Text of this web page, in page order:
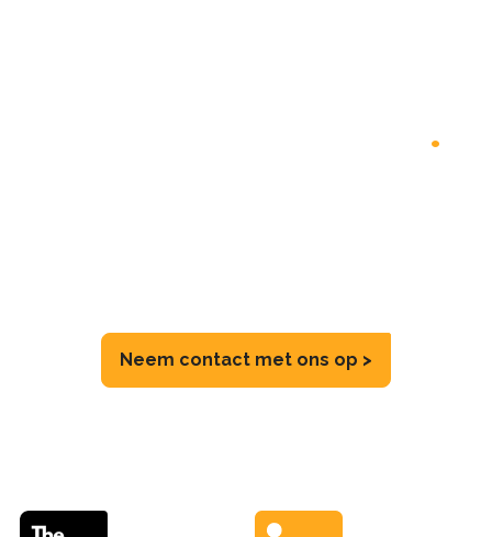
.
Neem contact met ons op >